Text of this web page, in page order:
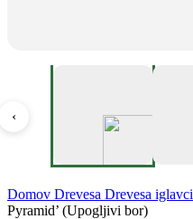
‹
Domov Drevesa Drevesa iglavci
Pyramid’ (Upogljivi bor)